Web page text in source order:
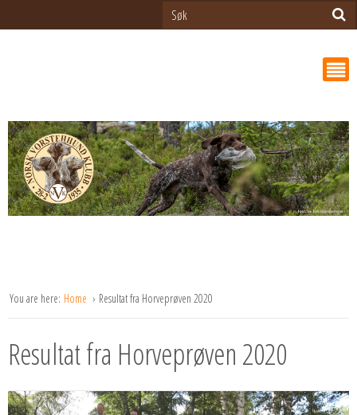
You are here: Home Resultat fra Horveprøven 2020
Resultat fra Horveprøven 2020